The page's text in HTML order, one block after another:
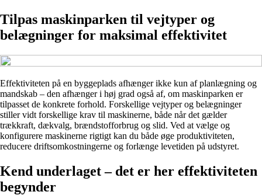
Tilpas maskinparken til vejtyper og
belægninger for maksimal effektivitet
Effektiviteten på en byggeplads afhænger ikke kun af planlægning og
mandskab – den afhænger i høj grad også af, om maskinparken er
tilpasset de konkrete forhold. Forskellige vejtyper og belægninger
stiller vidt forskellige krav til maskinerne, både når det gælder
trækkraft, dækvalg, brændstofforbrug og slid. Ved at vælge og
konfigurere maskinerne rigtigt kan du både øge produktiviteten,
reducere driftsomkostningerne og forlænge levetiden på udstyret.
Kend underlaget – det er her effektiviteten
begynder